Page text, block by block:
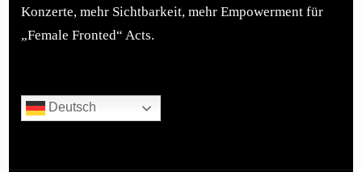
Konzerte, mehr Sichtbarkeit, mehr Empowerment für
„Female Fronted“ Acts.
Deutsch